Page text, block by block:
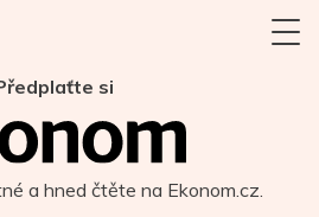
si
a hned čtěte na Ekonom.cz.